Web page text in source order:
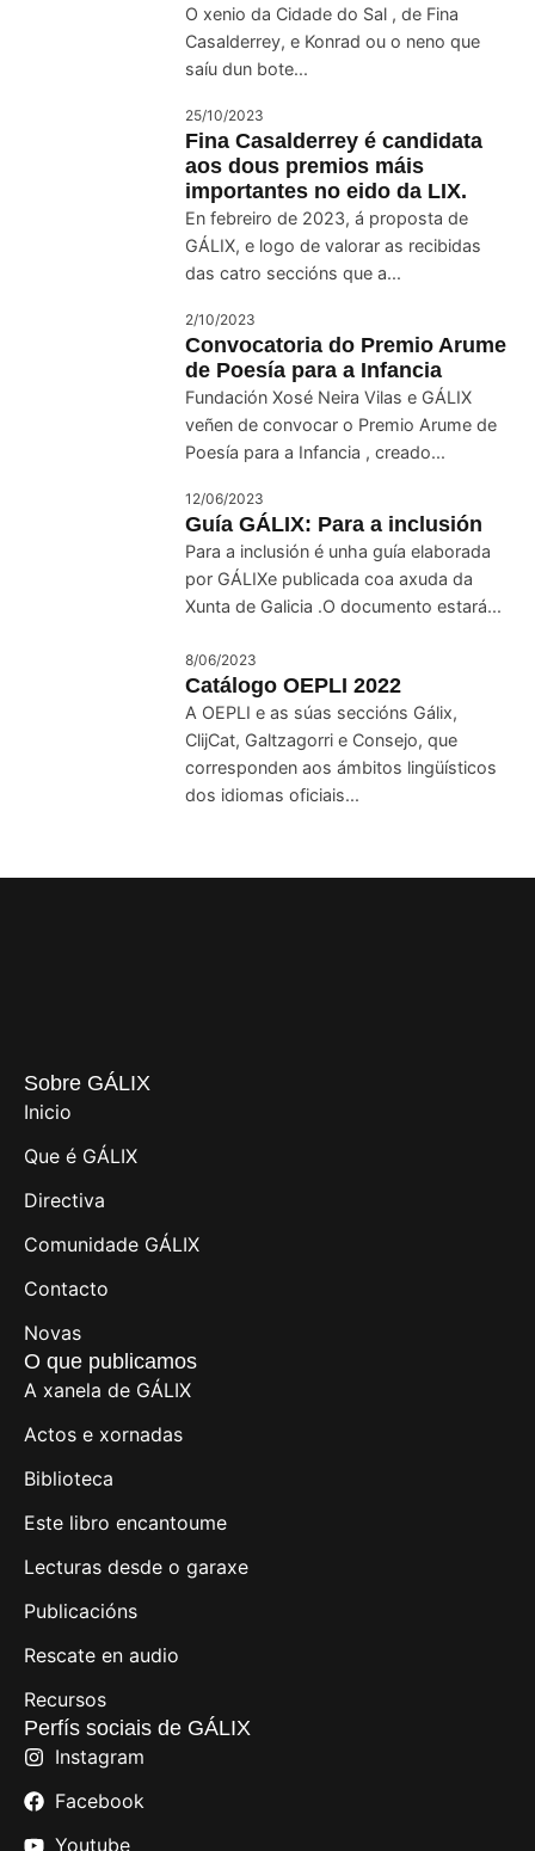
O xenio da Cidade do Sal , de Fina
Casalderrey, e Konrad ou o neno que
saíu dun bote...
25/10/2023
Fina Casalderrey é candidata
aos dous premios máis
importantes no eido da LIX.
En febreiro de 2023, á proposta de
GÁLIX, e logo de valorar as recibidas
das catro seccións que a...
2/10/2023
Convocatoria do Premio Arume
de Poesía para a Infancia
Fundación Xosé Neira Vilas e GÁLIX
veñen de convocar o Premio Arume de
Poesía para a Infancia , creado...
12/06/2023
Guía GÁLIX: Para a inclusión
Para a inclusión é unha guía elaborada
por GÁLIXe publicada coa axuda da
Xunta de Galicia .O documento estará...
8/06/2023
Catálogo OEPLI 2022
A OEPLI e as súas seccións Gálix,
ClijCat, Galtzagorri e Consejo, que
corresponden aos ámbitos lingüísticos
dos idiomas oficiais...
Sobre GÁLIX
Inicio
Que é GÁLIX
Directiva
Comunidade GÁLIX
Contacto
Novas
O que publicamos
A xanela de GÁLIX
Actos e xornadas
Biblioteca
Este libro encantoume
Lecturas desde o garaxe
Publicacións
Rescate en audio
Recursos
Perfís sociais de GÁLIX
Instagram
Facebook
Youtube